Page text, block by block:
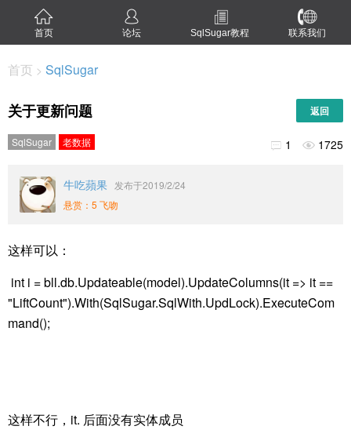
首页 论坛 SqlSugar教程 联系我们
首页 > SqlSugar
关于更新问题 返回
SqlSugar 老数据  1  1725
牛吃蘋果
发布于2019/2/24
悬赏：5 飞吻
这样可以：
int i = bll.db.Updateable(model).UpdateColumns(it => it ==
"LiftCount").With(SqlSugar.SqlWith.UpdLock).ExecuteCom
mand();
这样不行，it. 后面没有实体成员